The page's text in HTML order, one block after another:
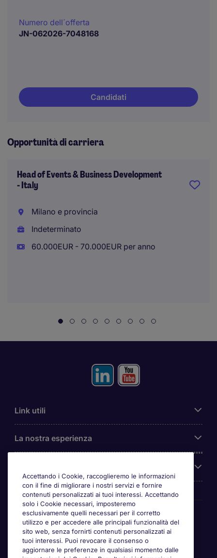
Numero dell´offerta
JN-062026-7048168
Candidati
Opportunità di carriera
Head of Events & Business Development
- Italy
Milano e provincia
Indeterminato
60.000EUR - 70.000EUR per anno
Link utili
La nostra esperienza
Awards
Accettando i Cookie, raccoglieremo le informazioni
con il fine di migliorare i nostri servizi e fornire
contenuti personalizzati ai tuoi interessi. Accettando
solo i Cookie necessari, imposteremo
esclusivamente quelli necessari per il corretto
utilizzo e per accedere alle principali funzionalità del
sito web, senza fornirti contenuti personalizzati ai
tuoi interessi. Puoi revocare il consenso o
aggiornare le preferenze in qualsiasi momento dalle